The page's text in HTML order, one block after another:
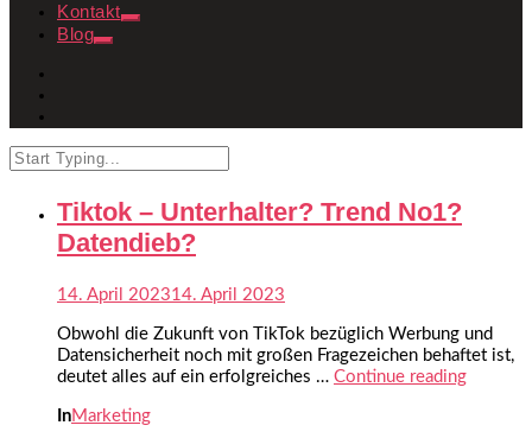
Kontakt
Blog
Tiktok – Unterhalter? Trend No1?
Datendieb?
14. April 202314. April 2023
Obwohl die Zukunft von TikTok bezüglich Werbung und
Datensicherheit noch mit großen Fragezeichen behaftet ist,
deutet alles auf ein erfolgreiches … Continue reading
InMarketing